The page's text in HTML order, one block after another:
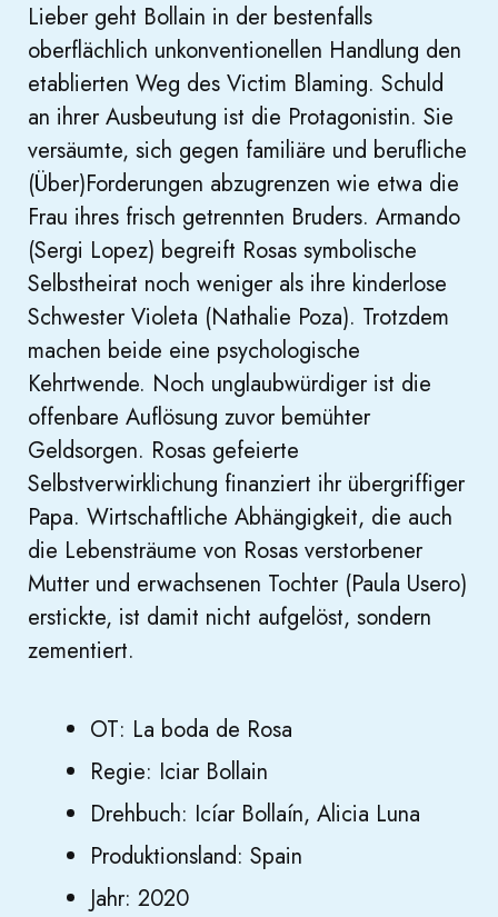
Lieber geht Bollain in der bestenfalls
oberflächlich unkonventionellen Handlung den
etablierten Weg des Victim Blaming. Schuld
an ihrer Ausbeutung ist die Protagonistin. Sie
versäumte, sich gegen familiäre und berufliche
(Über)Forderungen abzugrenzen wie etwa die
Frau ihres frisch getrennten Bruders. Armando
(Sergi Lopez) begreift Rosas symbolische
Selbstheirat noch weniger als ihre kinderlose
Schwester Violeta (Nathalie Poza). Trotzdem
machen beide eine psychologische
Kehrtwende. Noch unglaubwürdiger ist die
offenbare Auflösung zuvor bemühter
Geldsorgen. Rosas gefeierte
Selbstverwirklichung finanziert ihr übergriffiger
Papa. Wirtschaftliche Abhängigkeit, die auch
die Lebensträume von Rosas verstorbener
Mutter und erwachsenen Tochter (Paula Usero)
erstickte, ist damit nicht aufgelöst, sondern
zementiert.
OT: La boda de Rosa
Regie: Iciar Bollain
Drehbuch: Icíar Bollaín, Alicia Luna
Produktionsland: Spain
Jahr: 2020